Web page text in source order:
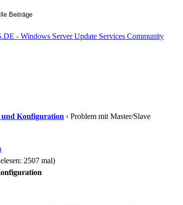
Konfiguration › Problem mit Master/Slave
2507 mal)